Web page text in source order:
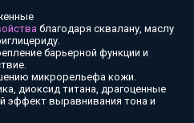
благодаря сквалану, маслу
барьерной функции и
микрорельефа кожи.
диоксид титана, драгоценные
эффект выравнивания тона и